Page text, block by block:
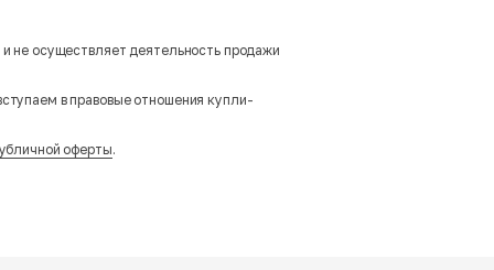
не осуществляет деятельность продажи
в правовые отношения купли-
оферты.